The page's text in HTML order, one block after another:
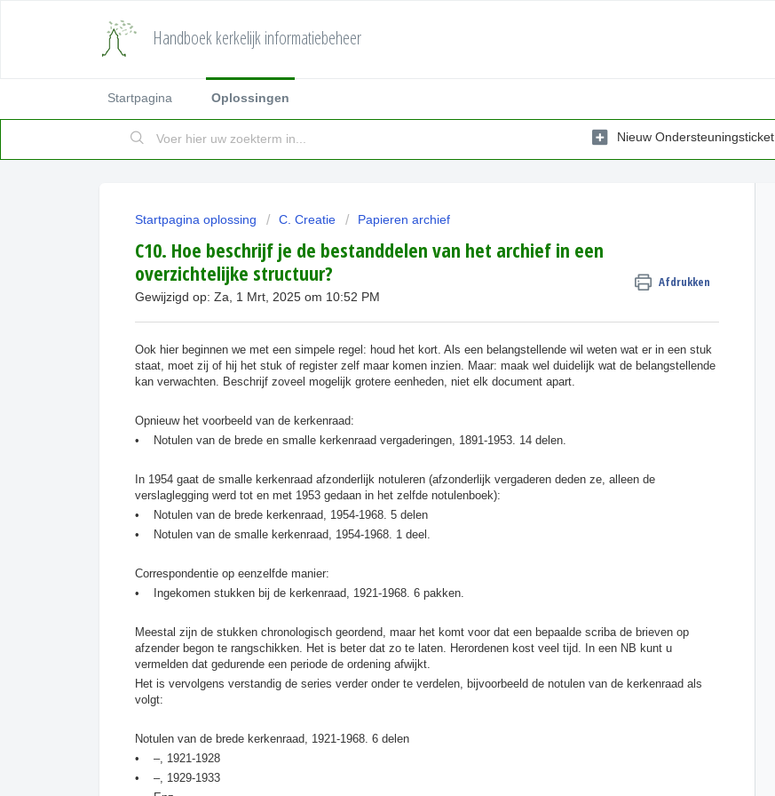
Handboek kerkelijk informatiebeheer
Startpagina Oplossingen
Nieuw Ondersteuningsticket
Startpagina oplossing C. Creatie Papieren archief
C10. Hoe beschrijf je de bestanddelen van het archief in een
overzichtelijke structuur?
Afdrukken
Gewijzigd op: Za, 1 Mrt, 2025 om 10:52 PM
Ook hier beginnen we met een simpele regel: houd het kort. Als een belangstellende wil weten wat er in een stuk
staat, moet zij of hij het stuk of register zelf maar komen inzien. Maar: maak wel duidelijk wat de belangstellende
kan verwachten. Beschrijf zoveel mogelijk grotere eenheden, niet elk document apart.
Opnieuw het voorbeeld van de kerkenraad:
•
Notulen van de brede en smalle kerkenraad vergaderingen, 1891-1953. 14 delen.
In 1954 gaat de smalle kerkenraad afzonderlijk notuleren (afzonderlijk vergaderen deden ze, alleen de
verslaglegging werd tot en met 1953 gedaan in het zelfde notulenboek):
•
Notulen van de brede kerkenraad, 1954-1968. 5 delen
•
Notulen van de smalle kerkenraad, 1954-1968. 1 deel.
Correspondentie op eenzelfde manier:
•
Ingekomen stukken bij de kerkenraad, 1921-1968. 6 pakken.
Meestal zijn de stukken chronologisch geordend, maar het komt voor dat een bepaalde scriba de brieven op
afzender begon te rangschikken. Het is beter dat zo te laten. Herordenen kost veel tijd. In een NB kunt u
vermelden dat gedurende een periode de ordening afwijkt.
Het is vervolgens verstandig de series verder onder te verdelen, bijvoorbeeld de notulen van de kerkenraad als
volgt:
Notulen van de brede kerkenraad, 1921-1968. 6 delen
•
–, 1921-1928
•
–, 1929-1933